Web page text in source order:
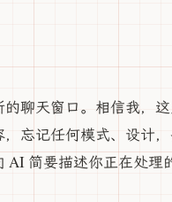
聊天窗口。相信我，
忘记任何模式、设计
AI 简要描述你正在处